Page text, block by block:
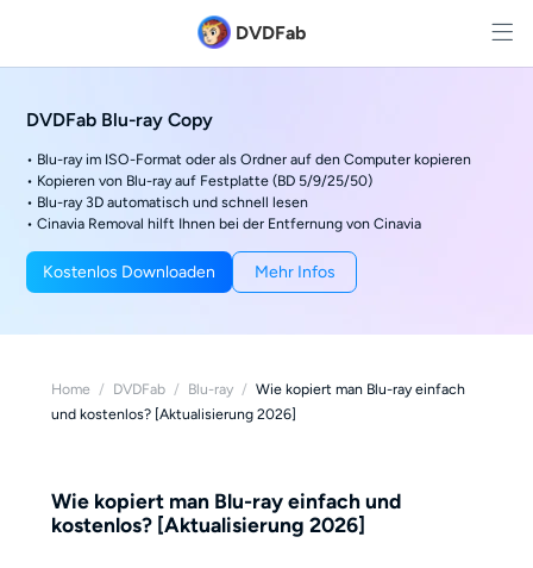
DVDFab
DVDFab Blu-ray Copy
• Blu-ray im ISO-Format oder als Ordner auf den Computer kopieren
• Kopieren von Blu-ray auf Festplatte (BD 5/9/25/50)
• Blu-ray 3D automatisch und schnell lesen
• Cinavia Removal hilft Ihnen bei der Entfernung von Cinavia
Kostenlos Downloaden Mehr Infos
Home / DVDFab / Blu-ray / Wie kopiert man Blu-ray einfach
und kostenlos? [Aktualisierung 2026]
Wie kopiert man Blu-ray einfach und
kostenlos? [Aktualisierung 2026]